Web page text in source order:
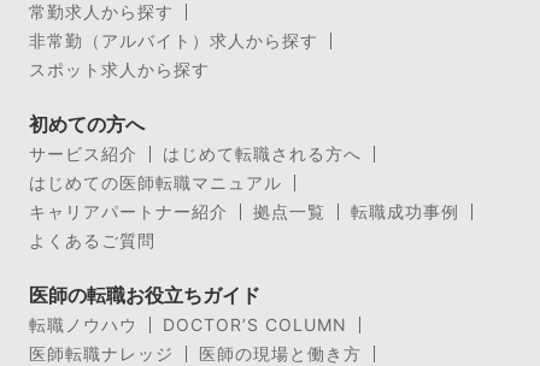
常勤求人から探す
非常勤（アルバイト）求人から探す
スポット求人から探す
初めての方へ
サービス紹介
はじめて転職される方へ
はじめての医師転職マニュアル
キャリアパートナー紹介
拠点一覧
転職成功事例
よくあるご質問
医師の転職お役立ちガイド
転職ノウハウ
DOCTOR’S COLUMN
医師転職ナレッジ
医師の現場と働き方